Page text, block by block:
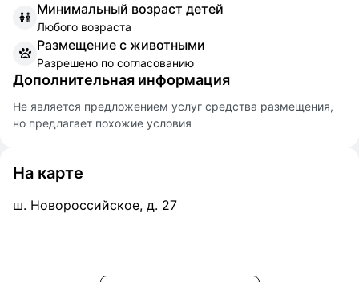
Минимальный возраст детей
Любого возраста
Размещение с животными
Разрешено по согласованию
Дополнительная информация
Не является предложением услуг средства размещения,
но предлагает похожие условия
На карте
ш. Новороссийское, д. 27